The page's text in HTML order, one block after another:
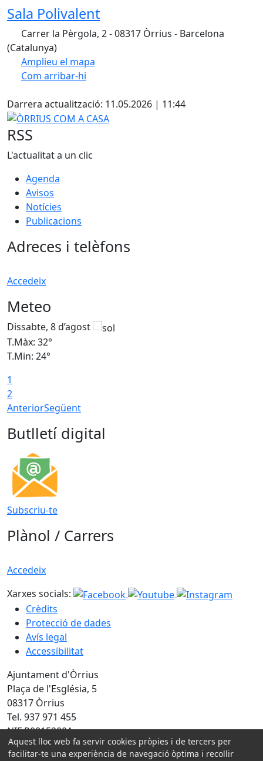
Sala Polivalent
Carrer la Pèrgola, 2 - 08317 Òrrius - Barcelona
(Catalunya)
Amplieu el mapa
Com arribar-hi
−
Darrera actualització: 11.05.2026 | 11:44
ÒRRIUS COM A CASA
RSS
L'actualitat a un clic
Agenda
Avisos
Notícies
Publicacions
Adreces i telèfons
Accedeix
Meteo
Dissabte, 8 d’agost
T.Màx: 32°
T.Min: 24°
1
2
AnteriorSegüent
Butlletí digital
Subscriu-te
Plànol / Carrers
Accedeix
Xarxes socials:
Crèdits
Protecció de dades
Avís legal
Accessibilitat
Ajuntament d'Òrrius
Plaça de l'Església, 5
08317 Òrrius
Tel. 937 971 455
NIF P0815200A
Amb la col·laboració de:
Aquest lloc web fa servir cookies pròpies i de tercers per
facilitar-te una experiència de navegació òptima i recollir